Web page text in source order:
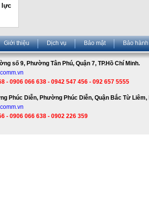
lực
Giới thiệu Dịch vụ Bảo mật Bảo hành
số 9, Phường Tân Phú, Quận 7, TP.Hồ Chí Minh.
- 0906 066 638 - 0942 547 456 - 092 657 5555
Phúc Diễn, Phường Phúc Diễn, Quận Bắc Từ Liêm,
- 0906 066 638 - 0902 226 359